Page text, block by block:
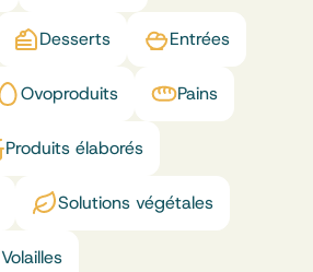
Desserts Entrées
Ovoproduits Pains
Produits élaborés
Solutions végétales
Volailles